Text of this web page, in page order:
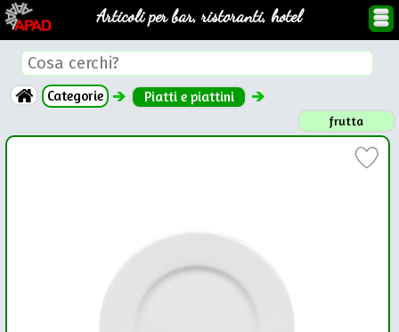
Articoli per bar, ristoranti, hotel
Categorie Piatti e piattini
frutta